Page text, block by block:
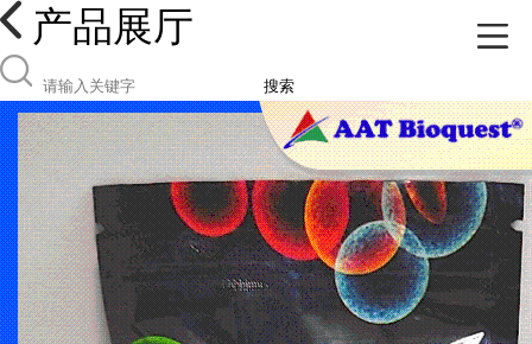
产品展厅
搜索